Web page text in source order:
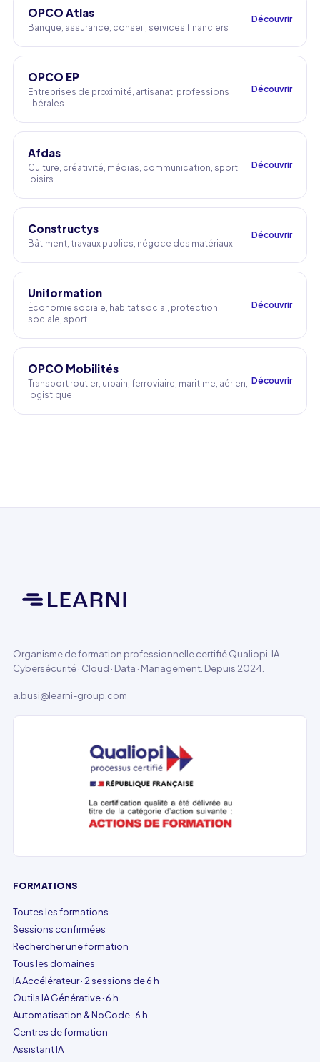
OPCO Atlas
Banque, assurance, conseil, services financiers
Découvrir
OPCO EP
Entreprises de proximité, artisanat, professions
libérales
Découvrir
Afdas
Culture, créativité, médias, communication, sport,
loisirs
Découvrir
Constructys
Bâtiment, travaux publics, négoce des matériaux
Découvrir
Uniformation
Économie sociale, habitat social, protection
sociale, sport
Découvrir
OPCO Mobilités
Transport routier, urbain, ferroviaire, maritime, aérien,
logistique
Découvrir
Organisme de formation professionnelle certifié Qualiopi. IA ·
Cybersécurité · Cloud · Data · Management. Depuis 2024.
a.busi@learni-group.com
FORMATIONS
Toutes les formations
Sessions confirmées
Rechercher une formation
Tous les domaines
IA Accélérateur · 2 sessions de 6 h
Outils IA Générative · 6 h
Automatisation & NoCode · 6 h
Centres de formation
Assistant IA